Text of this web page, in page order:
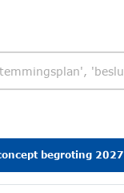
begroting 2027